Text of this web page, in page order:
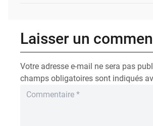
Laisser un
Votre adresse e-mail ne sera pas
champs obligatoires sont indiqués